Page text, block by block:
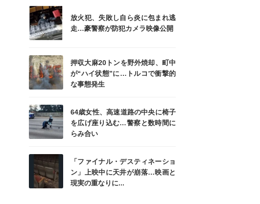
放火犯、失敗し自ら炎に包まれ逃
走…豪警察が防犯カメラ映像公開
押収大麻20トンを野外焼却、町中
が“ハイ状態”に…トルコで衝撃的
な事態発生
64歳女性、高速道路の中央に椅子
を広げ座り込む…警察と数時間に
らみ合い
「ファイナル・デスティネーショ
ン」上映中に天井が崩落…映画と
現実の重なりに...